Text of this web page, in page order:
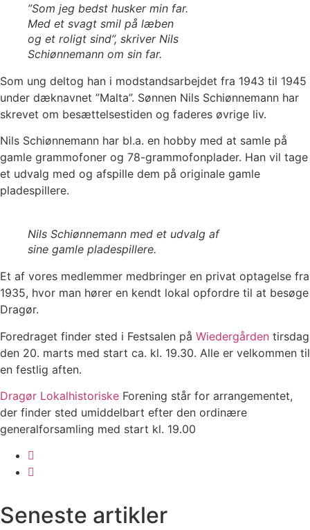
”Som jeg bedst husker min far.
Med et svagt smil på læben
og et roligt sind”, skriver Nils
Schiønnemann om sin far.
Som ung deltog han i modstandsarbejdet fra 1943 til 1945
under dæknavnet ”Malta”. Sønnen Nils Schiønnemann har
skrevet om besættelsestiden og faderes øvrige liv.
Nils Schiønnemann har bl.a. en hobby med at samle på
gamle grammofoner og 78-grammofonplader. Han vil tage
et udvalg med og afspille dem på originale gamle
pladespillere.
Nils Schiønnemann med et udvalg af
sine gamle pladespillere.
Et af vores medlemmer medbringer en privat optagelse fra
1935, hvor man hører en kendt lokal opfordre til at besøge
Dragør.
Foredraget finder sted i Festsalen på Wiedergården tirsdag
den 20. marts med start ca. kl. 19.30. Alle er velkommen til
en festlig aften.
Dragør Lokalhistoriske Forening står for arrangementet,
der finder sted umiddelbart efter den ordinære
generalforsamling med start kl. 19.00
Seneste artikler